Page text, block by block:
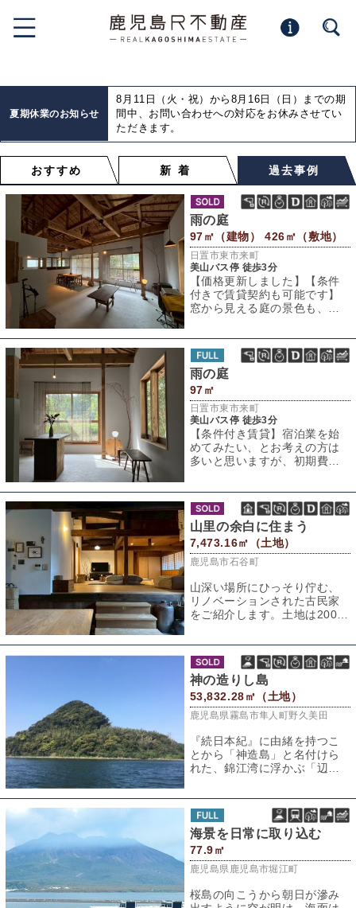
夏期休業のお知らせ
8月11日（火・祝）から8月16日（日）までの期
間中、お問い合わせへの対応をお休みさせてい
ただきます。
おすすめ 新 着 過去事例
雨の庭
97㎡（建物） 426㎡（敷地）
日置市東市来町
美山バス停 徒歩3分
【価格更新しました】【条件
付きで賃貸契約も可能です】
窓から見える庭の景色も、外
雨の庭
97㎡
日置市東市来町
美山バス停 徒歩3分
【条件付き賃貸】宿泊業を始
めてみたい、とお考えの方は
多いと思いますが、初期費用
山里の余白に住まう
7,473.16㎡（土地）
鹿児島市石谷町
山深い場所にひっそり佇む、
リノベーションされた古民家
をご紹介します。土地は2000
んどなく、自
神の造りし島
53,832.28㎡（土地）
鹿児島県霧島市隼人町野久美田
『続日本紀』に由緒を持つこ
とから「神造島」と名付けら
れた、錦江湾に浮かぶ「辺田
海景を日常に取り込む
77.9㎡
鹿児島県鹿児島市堀江町
桜島の向こうから朝日が滲み